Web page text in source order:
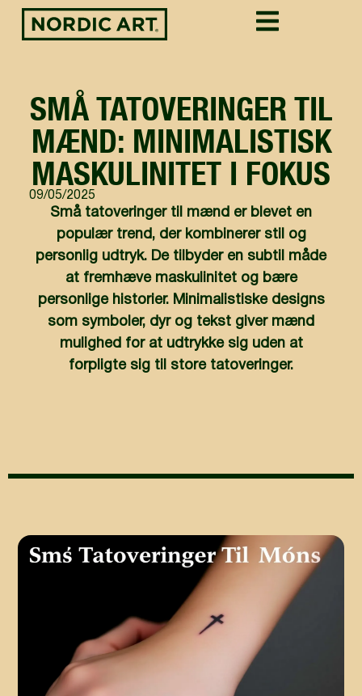
SMÅ TATOVERINGER TIL
MÆND: MINIMALISTISK
MASKULINITET I FOKUS
09/05/2025
Små tatoveringer til mænd er blevet en
populær trend, der kombinerer stil og
personlig udtryk. De tilbyder en subtil måde
at fremhæve maskulinitet og bære
personlige historier. Minimalistiske designs
som symboler, dyr og tekst giver mænd
mulighed for at udtrykke sig uden at
forpligte sig til store tatoveringer.